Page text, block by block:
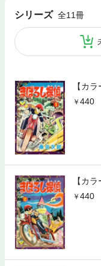
シリーズ 全11冊
【カ
440
【カ
440